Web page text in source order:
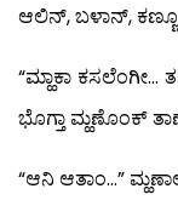
ಆಲಿನ್, ಬಳಾನ್,
“ಮ್ಹಾಕಾ
ಭೊಗ್ತಾ ಮ್ಹಣೊಂಕ್
“ಆನಿ ಆತಾಂ…”